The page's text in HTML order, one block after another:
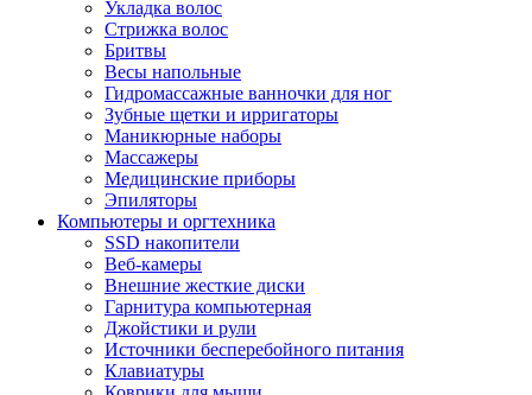
Укладка волос
Стрижка волос
Бритвы
Весы напольные
Гидромассажные ванночки для ног
Зубные щетки и ирригаторы
Маникюрные наборы
Массажеры
Медицинские приборы
Эпиляторы
Компьютеры и оргтехника
SSD накопители
Веб-камеры
Внешние жесткие диски
Гарнитура компьютерная
Джойстики и рули
Источники бесперебойного питания
Клавиатуры